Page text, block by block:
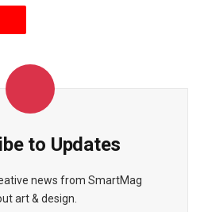
to Updates
news from SmartMag
art & design.